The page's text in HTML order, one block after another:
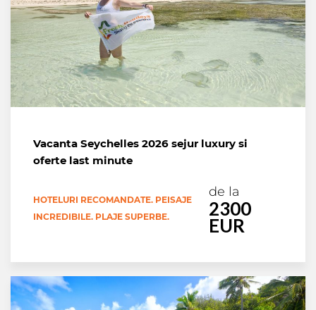
Vacanta Seychelles 2026 sejur luxury si
oferte last minute
HOTELURI RECOMANDATE. PEISAJE
INCREDIBILE. PLAJE SUPERBE.
de la
2300
EUR